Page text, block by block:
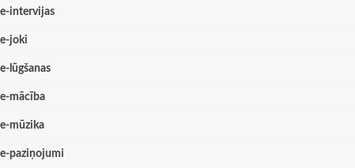
e-intervijas
e-joki
e-lūgšanas
e-mācība
e-mūzika
e-paziņojumi